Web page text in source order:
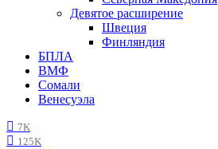
Девятое расширение
Швеция
Финляндия
БПЛА
ВМФ
Сомали
Венесуэла
7K
125K